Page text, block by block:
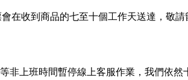
在收到商品的七至十個工作天送達，敬請
非上班時間暫停線上客服作業，我們依